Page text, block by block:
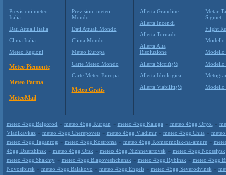
Previsioni meteo
Italia
Dati Attuali Italia
Clima Italia
Meteo Regioni
Meteo Piemonte
Meteo Parma
MeteoMail
Previsioni meteo
Mondo
Dati Attuali Mondo
Clima Mondo
Meteo Europa
Carte Meteo Mondo
Carte Meteo Europa
Meteo Gratis
Allerta Grandine
Allerta Incendi
Allerta Tornado
Allerta Alta
Risoluzione
Allerta Siccitï¿½
Allerta Idrologica
Allerta Viabilitï¿½
Metar-
Sigmet
Flight
Modello
Modello
Modello
Modello
meteo 45gg Belgorod - meteo 45gg Kurgan - meteo 45gg Kaluga - meteo 45gg Oryol -
Vladikavkaz - meteo 45gg Cherepovets- meteo 45gg Vladimir- meteo 45gg Chita -
meteo 45gg Taganrog - meteo 45gg Kostroma - meteo 45gg Komsomolsk-na-amure-
45gg Dzerzhinsk - meteo 45gg Orsk - meteo 45gg Nizhnevartovsk - meteo 45gg Noossiysk
meteo 45gg Shakhty - meteo 45gg Blagoveshchensk - meteo 45gg Rybinsk - meteo 45gg
Novosibirsk - meteo 45gg Balakovo - meteo 45gg Engels- meteo 45gg Severodvinsk -